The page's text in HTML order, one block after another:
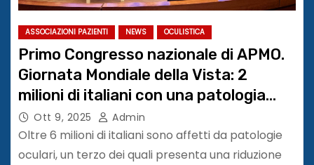
ASSOCIAZIONI PAZIENTI NEWS OCULISTICA
Primo Congresso nazionale di APMO.
Giornata Mondiale della Vista: 2
milioni di italiani con una patologia
oculare invalidante
Ott 9, 2025 Admin
Oltre 6 milioni di italiani sono affetti da patologie
oculari, un terzo dei quali presenta una riduzione